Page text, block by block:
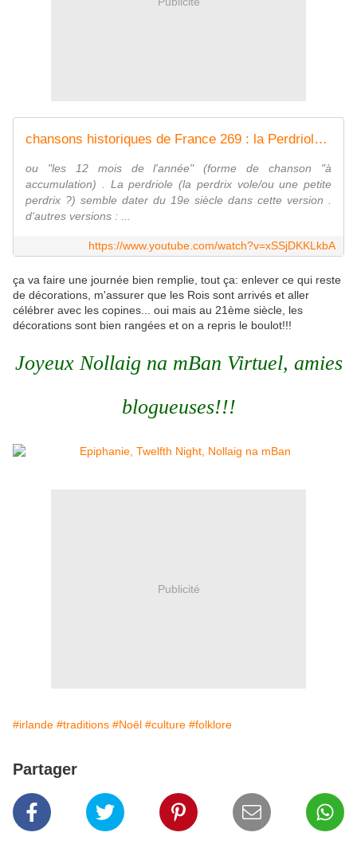
chansons historiques de France 269 : la Perdriole , 19e siècle ?
ou "les 12 mois de l'année" (forme de chanson "à
accumulation) . La perdriole (la perdrix vole/ou une petite
perdrix ?) semble dater du 19e siècle dans cette version .
d'autres versions : ...
https://www.youtube.com/watch?v=xSSjDKKLkbA
ça va faire une journée bien remplie, tout ça: enlever ce qui reste
de décorations, m'assurer que les Rois sont arrivés et aller
célébrer avec les copines... oui mais au 21ème siècle, les
décorations sont bien rangées et on a repris le boulot!!!
Joyeux Nollaig na mBan Virtuel, amies
blogueuses!!!
Publicité
#irlande #traditions #Noël #culture #folklore
Partager